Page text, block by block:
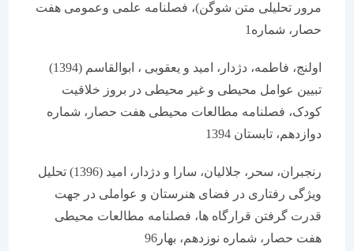
مرور تحلیلی متن شوگن)، فصلنامه علمی وعمومی هفت
حصار، شماره1
اولنج، فاطمه، دژدار، امید و یعقوبی ، ابوالقاسم (1394)
تبیین عوامل محیطی و غیر محیطی در بروز خلاقیت
کودک، فصلنامه مطالعات محیطی هفت حصار، شماره
دوازدهم، تابستان 1394
رنجبران، سحر، جلالیان، سارا و دژدار، امید (1396) تحلیل
ویژگی رفتاری در فضای هنرستان و عواملی در جهت
قدرت گرفتن قرارگاه ها، فصلنامه مطالعات محیطی
هفت حصار، شماره نوزدهم، بهار96